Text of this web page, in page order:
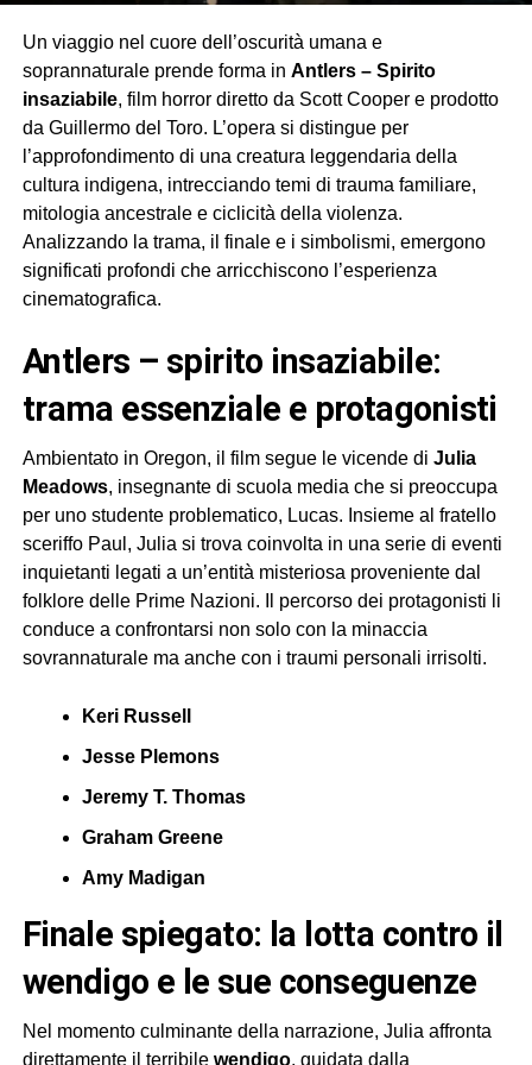
Un viaggio nel cuore dell’oscurità umana e
soprannaturale prende forma in Antlers – Spirito
insaziabile, film horror diretto da Scott Cooper e prodotto
da Guillermo del Toro. L’opera si distingue per
l’approfondimento di una creatura leggendaria della
cultura indigena, intrecciando temi di trauma familiare,
mitologia ancestrale e ciclicità della violenza.
Analizzando la trama, il finale e i simbolismi, emergono
significati profondi che arricchiscono l’esperienza
cinematografica.
antlers – spirito insaziabile:
trama essenziale e protagonisti
Ambientato in Oregon, il film segue le vicende di Julia
Meadows, insegnante di scuola media che si preoccupa
per uno studente problematico, Lucas. Insieme al fratello
sceriffo Paul, Julia si trova coinvolta in una serie di eventi
inquietanti legati a un’entità misteriosa proveniente dal
folklore delle Prime Nazioni. Il percorso dei protagonisti li
conduce a confrontarsi non solo con la minaccia
sovrannaturale ma anche con i traumi personali irrisolti.
Keri Russell
Jesse Plemons
Jeremy T. Thomas
Graham Greene
Amy Madigan
finale spiegato: la lotta contro il
wendigo e le sue conseguenze
Nel momento culminante della narrazione, Julia affronta
direttamente il terribile wendigo, guidata dalla